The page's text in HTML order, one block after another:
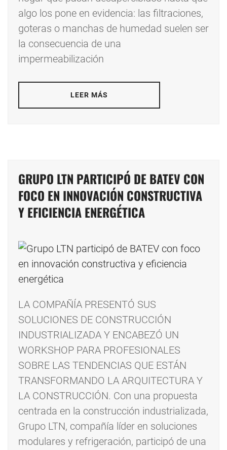
algo los pone en evidencia: las filtraciones,
goteras o manchas de humedad suelen ser
la consecuencia de una
impermeabilización
LEER MÁS
GRUPO LTN PARTICIPÓ DE BATEV CON
FOCO EN INNOVACIÓN CONSTRUCTIVA
Y EFICIENCIA ENERGÉTICA
LA COMPAÑÍA PRESENTÓ SUS
SOLUCIONES DE CONSTRUCCIÓN
INDUSTRIALIZADA Y ENCABEZÓ UN
WORKSHOP PARA PROFESIONALES
SOBRE LAS TENDENCIAS QUE ESTÁN
TRANSFORMANDO LA ARQUITECTURA Y
LA CONSTRUCCIÓN. Con una propuesta
centrada en la construcción industrializada,
Grupo LTN, compañía líder en soluciones
modulares y refrigeración, participó de una